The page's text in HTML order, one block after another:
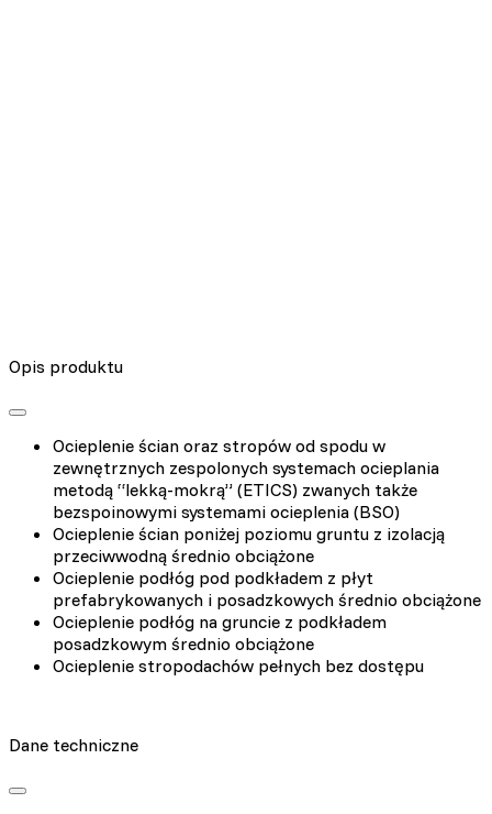
Opis produktu
Ocieplenie ścian oraz stropów od spodu w
zewnętrznych zespolonych systemach ocieplania
metodą “lekką-mokrą” (ETICS) zwanych także
bezspoinowymi systemami ocieplenia (BSO)
Ocieplenie ścian poniżej poziomu gruntu z izolacją
przeciwwodną średnio obciążone
Ocieplenie podłóg pod podkładem z płyt
prefabrykowanych i posadzkowych średnio obciążone
Ocieplenie podłóg na gruncie z podkładem
posadzkowym średnio obciążone
Ocieplenie stropodachów pełnych bez dostępu
Dane techniczne